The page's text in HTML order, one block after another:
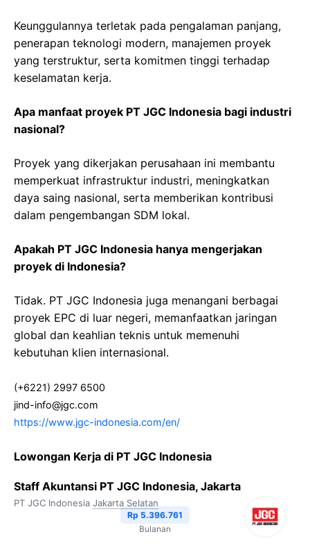
Keunggulannya terletak pada pengalaman panjang,
penerapan teknologi modern, manajemen proyek
yang terstruktur, serta komitmen tinggi terhadap
keselamatan kerja.
Apa manfaat proyek PT JGC Indonesia bagi industri
nasional?
Proyek yang dikerjakan perusahaan ini membantu
memperkuat infrastruktur industri, meningkatkan
daya saing nasional, serta memberikan kontribusi
dalam pengembangan SDM lokal.
Apakah PT JGC Indonesia hanya mengerjakan
proyek di Indonesia?
Tidak. PT JGC Indonesia juga menangani berbagai
proyek EPC di luar negeri, memanfaatkan jaringan
global dan keahlian teknis untuk memenuhi
kebutuhan klien internasional.
(+6221) 2997 6500
jind-info@jgc.com
https://www.jgc-indonesia.com/en/
Lowongan Kerja di PT JGC Indonesia
Staff Akuntansi PT JGC Indonesia, Jakarta
PT JGC Indonesia Jakarta Selatan
Rp 5.396.761
Bulanan